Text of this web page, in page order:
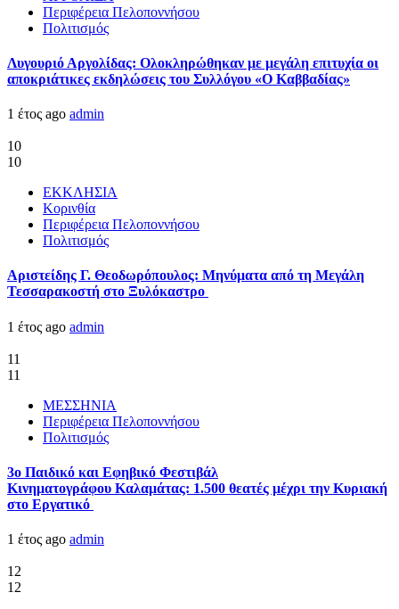
Περιφέρεια Πελοποννήσου
Πολιτισμός
Λυγουριό Αργολίδας: Ολοκληρώθηκαν με μεγάλη επιτυχία οι
αποκριάτικες εκδηλώσεις του Συλλόγου «Ο Καββαδίας»
1 έτος ago admin
10
10
ΕΚΚΛΗΣΙΑ
Κορινθία
Περιφέρεια Πελοποννήσου
Πολιτισμός
Αριστείδης Γ. Θεοδωρόπουλος: Μηνύματα από τη Μεγάλη
Τεσσαρακοστή στο Ξυλόκαστρο
1 έτος ago admin
11
11
ΜΕΣΣΗΝΙΑ
Περιφέρεια Πελοποννήσου
Πολιτισμός
3ο Παιδικό και Εφηβικό Φεστιβάλ
Κινηματογράφου Καλαμάτας: 1.500 θεατές μέχρι την Κυριακή
στο Εργατικό
1 έτος ago admin
12
12